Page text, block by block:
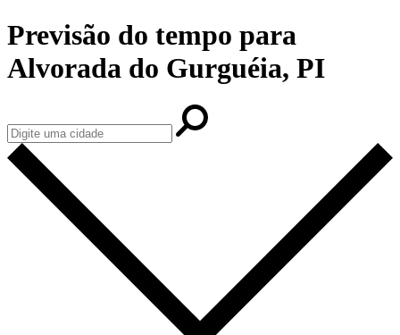
Previsão do tempo para
Alvorada do Gurguéia, PI